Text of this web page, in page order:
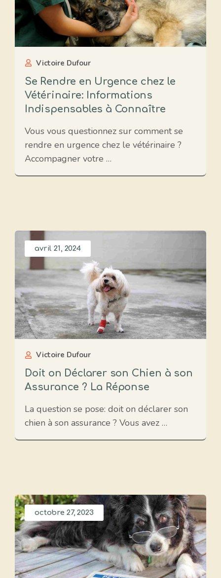
Victoire Dufour
Se Rendre en Urgence chez le
Vétérinaire: Informations
Indispensables à Connaître
Vous vous questionnez sur comment se
rendre en urgence chez le vétérinaire ?
Accompagner votre …
avril 21, 2024
Victoire Dufour
Doit on Déclarer son Chien à son
Assurance ? La Réponse
La question se pose: doit on déclarer son
chien à son assurance ? Vous avez …
octobre 27, 2023